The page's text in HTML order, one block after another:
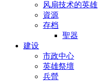
风扇技术的英雄
資源
存档
聖器
建设
市政中心
英雄祭壇
兵營